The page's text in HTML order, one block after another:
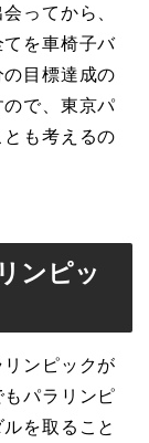
ってから、
てを車椅子バ
目標達成の
で、東京パ
も考えるの
ンピッ
ンピックが
パラリンピ
を取ること